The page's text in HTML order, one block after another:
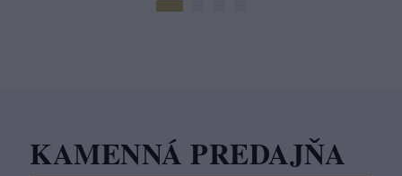
KAMENNÁ PREDAJŇA